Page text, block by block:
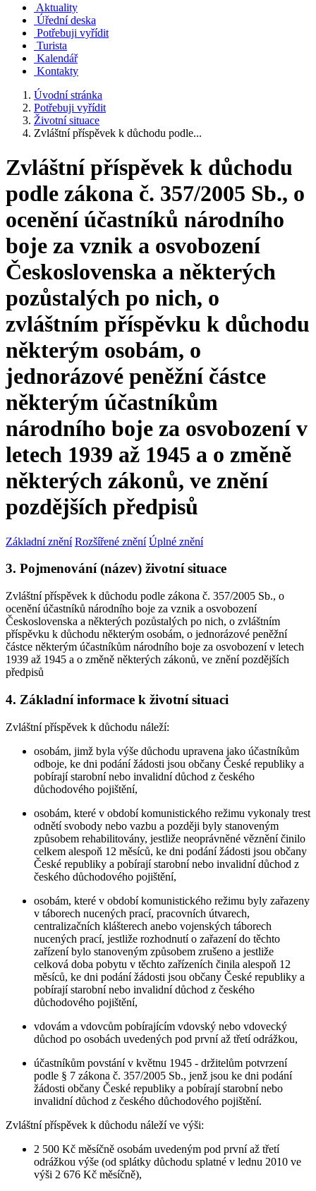
Aktuality
Úřední deska
Potřebuji vyřídit
Turista
Kalendář
Kontakty
Úvodní stránka
Potřebuji vyřídit
Životní situace
Zvláštní příspěvek k důchodu podle...
Zvláštní příspěvek k důchodu
podle zákona č. 357/2005 Sb., o
ocenění účastníků národního
boje za vznik a osvobození
Československa a některých
pozůstalých po nich, o
zvláštním příspěvku k důchodu
některým osobám, o
jednorázové peněžní částce
některým účastníkům
národního boje za osvobození v
letech 1939 až 1945 a o změně
některých zákonů, ve znění
pozdějších předpisů
Základní znění Rozšířené znění Úplné znění
3. Pojmenování (název) životní situace
Zvláštní příspěvek k důchodu podle zákona č. 357/2005 Sb., o
ocenění účastníků národního boje za vznik a osvobození
Československa a některých pozůstalých po nich, o zvláštním
příspěvku k důchodu některým osobám, o jednorázové peněžní
částce některým účastníkům národního boje za osvobození v letech
1939 až 1945 a o změně některých zákonů, ve znění pozdějších
předpisů
4. Základní informace k životní situaci
Zvláštní příspěvek k důchodu náleží:
osobám, jimž byla výše důchodu upravena jako účastníkům
odboje, ke dni podání žádosti jsou občany České republiky a
pobírají starobní nebo invalidní důchod z českého
důchodového pojištění,
osobám, které v období komunistického režimu vykonaly trest
odnětí svobody nebo vazbu a později byly stanoveným
způsobem rehabilitovány, jestliže neoprávněné věznění činilo
celkem alespoň 12 měsíců, ke dni podání žádosti jsou občany
České republiky a pobírají starobní nebo invalidní důchod z
českého důchodového pojištění,
osobám, které v období komunistického režimu byly zařazeny
v táborech nucených prací, pracovních útvarech,
centralizačních klášterech anebo vojenských táborech
nucených prací, jestliže rozhodnutí o zařazení do těchto
zařízení bylo stanoveným způsobem zrušeno a jestliže
celková doba pobytu v těchto zařízeních činila alespoň 12
měsíců, ke dni podání žádosti jsou občany České republiky a
pobírají starobní nebo invalidní důchod z českého
důchodového pojištění,
vdovám a vdovcům pobírajícím vdovský nebo vdovecký
důchod po osobách uvedených pod první až třetí odrážkou,
účastníkům povstání v květnu 1945 - držitelům potvrzení
podle § 7 zákona č. 357/2005 Sb., jenž jsou ke dni podání
žádosti občany České republiky a pobírají starobní nebo
invalidní důchod z českého důchodového pojištění.
Zvláštní příspěvek k důchodu náleží ve výši:
2 500 Kč měsíčně osobám uvedeným pod první až třetí
odrážkou výše (od splátky důchodu splatné v lednu 2010 ve
výši 2 676 Kč měsíčně),